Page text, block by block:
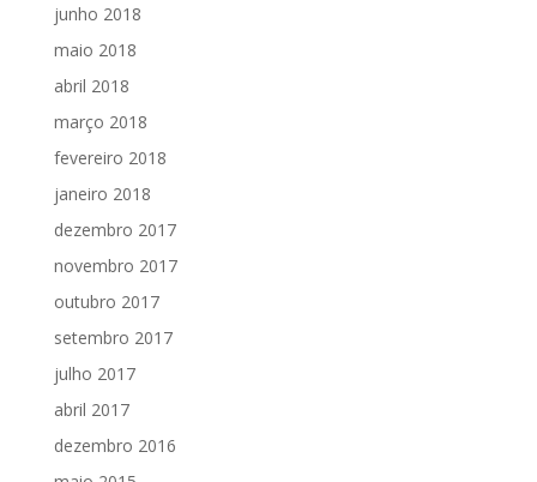
junho 2018
maio 2018
abril 2018
março 2018
fevereiro 2018
janeiro 2018
dezembro 2017
novembro 2017
outubro 2017
setembro 2017
julho 2017
abril 2017
dezembro 2016